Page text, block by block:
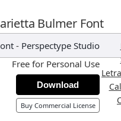
Bulmer Font
- Perspectype Studio
Free for Personal Use
Download
Buy Commercial License